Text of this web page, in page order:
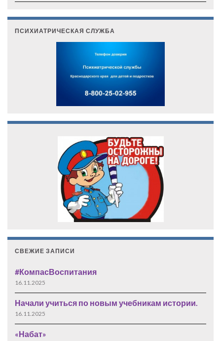
ПСИХИАТРИЧЕСКАЯ СЛУЖБА
СВЕЖИЕ ЗАПИСИ
#КомпасВоспитания
16.11.2025
Начали учиться по новым учебникам истории.
16.11.2025
«Набат»